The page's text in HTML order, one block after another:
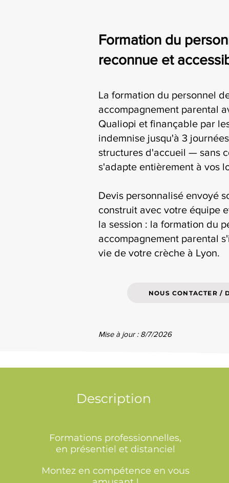
Formation du
reconnue et
La formation du personnel
accompagnement parental
Qualiopi et finançable par
indemnise jusqu'à 3
structures d'accueil — sans
s'adapte entièrement à vos
Devis personnalisé envoyé
construit avec votre équipe
la session : la formation du
accompagnement parental
vie de votre crèche à Lyon.
NOUS CONTACTER /
Mise à jour : 8/7/2026
Description
Formations professionnelles,
en présentiel et distanciel
Montez en compétence en vous